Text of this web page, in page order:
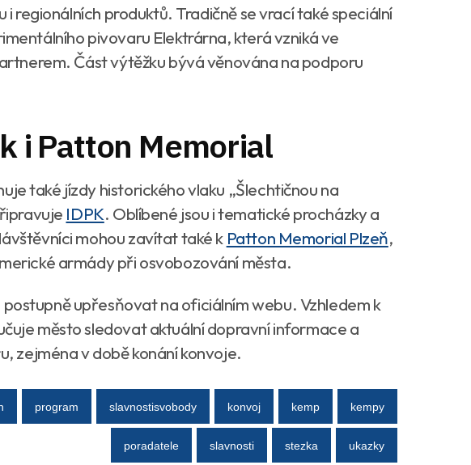
i regionálních produktů. Tradičně se vrací také speciální
pivovaru Elektrárna, která vzniká ve
Část výtěžku bývá věnována na podporu
i Patton Memorial
také jízdy historického vlaku „Šlechtičnou na
IDPK. Oblíbené jsou i tematické procházky a
mohou zavítat také k Patton Memorial Plzeň,
armády při osvobozování města.
upřesňovat na oficiálním webu. Vzhledem k
město sledovat aktuální dopravní informace a
zejména v době konání konvoje.
program slavnostisvobody konvoj kemp kempy
poradatele slavnosti stezka ukazky